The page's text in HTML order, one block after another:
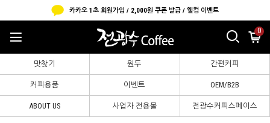
카카오 1초 회원가입 / 2,000원 쿠폰 발급 / 웰컴 이벤트
0
맛찾기 원두 간편커피
커피용품 이벤트 OEM/B2B
ABOUT US 사업자 전용몰 전광수커피스페이스
B2B 샘플신청